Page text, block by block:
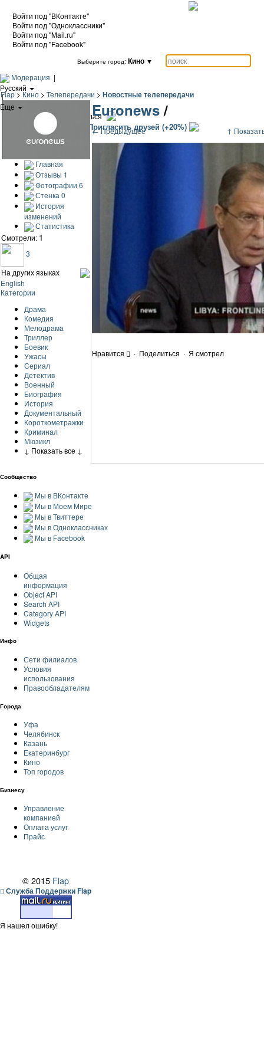
Войти под "ВКонтакте"
Войти под "Одноклассники"
Войти под "Mail.ru"
Войти под "Facebook"
Выберите город: Кино ▼
Модерация |
Русский
|
Еще
Войти / Зарегистрироваться
Добавить кино Пригласить друзей (+20%)
Flap>Кино > Телепередачи > Новостные телепередачи
Главная
Отзывы 1
Фотографии 6
Стенка0
История
изменений
Статистика
Смотрели: 1
3
На других языках
English
Категории
Драма
Комедия
Мелодрама
Триллер
Боевик
Ужасы
Сериал
Детектив
Военный
Биография
История
Документальный
Короткометражки
Криминал
Мюзикл
↓ Показать все ↓
Euronews/
← Предыдущее ↑
Нравится · Поделиться · Я смотрел
Сообщество
Мы в ВКонтакте
Мы в Моем Мире
Мы в Твиттере
Мы в Одноклассниках
Мы в Facebook
API
Общая
информация
Object API
Search API
Category API
Widgets
Инфо
Сети филиалов
Условия
использования
Правообладателям
Города
Уфа
Челябинск
Казань
Екатеринбург
Кино
Топ городов
Бизнесу
Управление
компанией
Оплата услуг
Прайс
© 2015 Flap
Служба Поддержки Flap
Я нашел ошибку!